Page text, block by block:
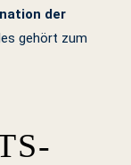
der
gehört zum